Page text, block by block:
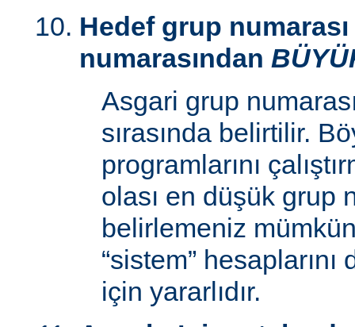
Hedef grup
numarasından
Asgari grup
sırasında belirtilir.
programlarını
olası en düşük grup
belirlemeniz mümkün
“sistem”
için yararlıdır.